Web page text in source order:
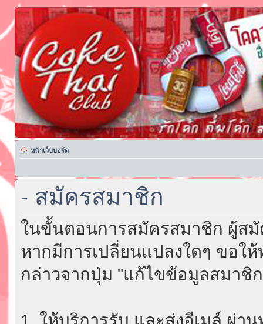
หน้าเว็บบอร์ด
- สมัครสมาชิก
ในขั้นตอนการสมัครสมาชิก ผู้ส
หากมีการเปลี่ยนแปลงใดๆ ขอใ
กล่าวจากปุ่ม "แก้ไขข้อมูลสมาชิ